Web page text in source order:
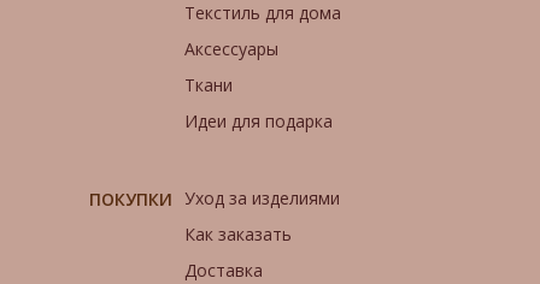
ПОКУПКИ Уход за изделиями
Как заказать
Доставка
Текстиль для дома
Аксессуары
Ткани
Идеи для подарка